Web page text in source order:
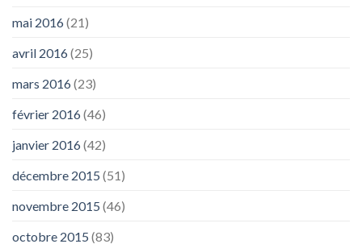
mai 2016(21)
avril 2016(25)
mars 2016(23)
février 2016(46)
janvier 2016(42)
décembre 2015 (51)
novembre 2015 (46)
octobre 2015 (83)